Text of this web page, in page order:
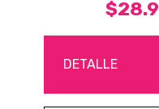
DETALLE